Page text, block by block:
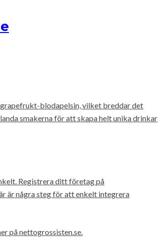
blodapelsin, vilket breddar det
smakerna för att skapa helt unika drinkar
Registrera ditt företag på
är några steg för att enkelt integrera
på nettogrossisten.se.